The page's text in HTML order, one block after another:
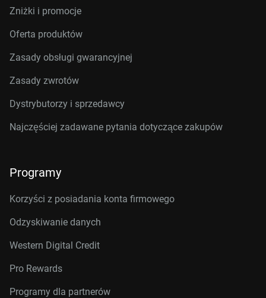
Zniżki i promocje
Oferta produktów
Zasady obsługi gwarancyjnej
Zasady zwrotów
Dystrybutorzy i sprzedawcy
Najczęściej zadawane pytania dotyczące zakupów
Programy
Korzyści z posiadania konta firmowego
Odzyskiwanie danych
Western Digital Credit
Pro Rewards
Programy dla partnerów